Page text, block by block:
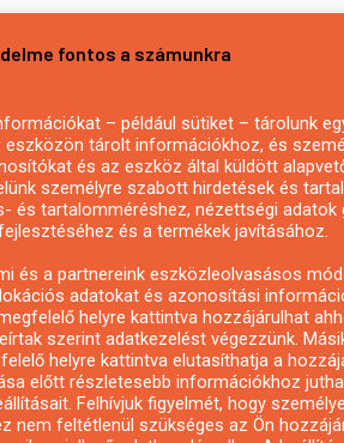
fontos a számunkra
– például sütiket – tárolunk
eszközön tárolt információkhoz, és
és az eszköz által küldött
személyre szabott hirdetések és
és tartalomméréshez, nézettségi adatok
és a termékek javításához.
és a partnereink eszközleolvasásos
adatokat és azonosítási
helyre kattintva hozzájárulhat
szerint adatkezelést végezzünk.
helyre kattintva elutasíthatja a
előtt részletesebb információkhoz
Felhívjuk figyelmét, hogy
nem feltétlenül szükséges az Ön